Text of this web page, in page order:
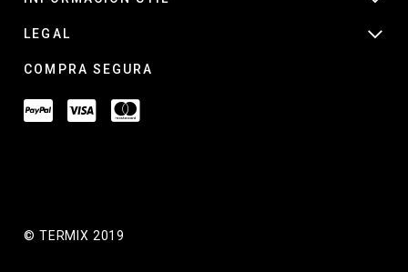
LEGAL
COMPRA SEGURA
© TERMIX 2019